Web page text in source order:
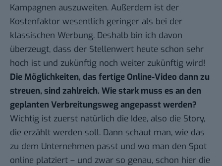
Kampagnen auszuweiten. Außerdem ist der
Kostenfaktor wesentlich geringer als bei der
klassischen Werbung. Deshalb bin ich davon
überzeugt, dass der Stellenwert heute schon sehr
hoch ist und zukünftig noch weiter zukünftig wird!
Die Möglichkeiten, das fertige Online-Video dann zu
streuen, sind zahlreich. Wie stark muss es an den
geplanten Verbreitungsweg angepasst werden?
Wichtig ist zuerst natürlich die Idee, also die Story,
die erzählt werden soll. Dann schaut man, wie das
zu dem Unternehmen passt und wo man den Spot
online platziert – und zwar so genau, schon hier die